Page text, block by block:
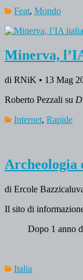
Feat, Mondo
Minerva,
di RNiK • 13 Mag
Roberto Pezzali su
Internet, Rapide
Archeologia
di Ercole
Il sito di
Dopo 1 anno
Italia